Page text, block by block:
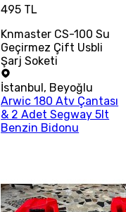
495 TL
Knmaster CS-100 Su
Geçirmez Çift Usbli
Şarj Soketi
İstanbul, Beyoğlu
Arwic 180 Atv Çantası
& 2 Adet Segway 5lt
Benzin Bidonu